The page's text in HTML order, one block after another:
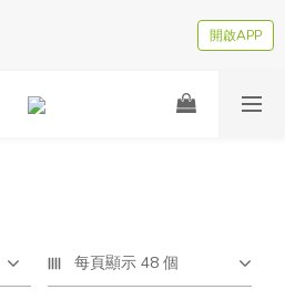
開啟APP
每頁顯示 48 個